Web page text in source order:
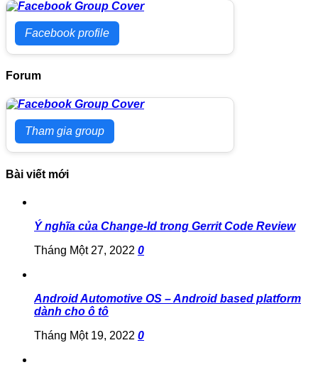
Facebook profile
Forum
Tham gia group
Bài viết mới
Ý nghĩa của Change-Id trong Gerrit Code Review
Tháng Một 27, 2022 0
Android Automotive OS – Android based platform
dành cho ô tô
Tháng Một 19, 2022 0